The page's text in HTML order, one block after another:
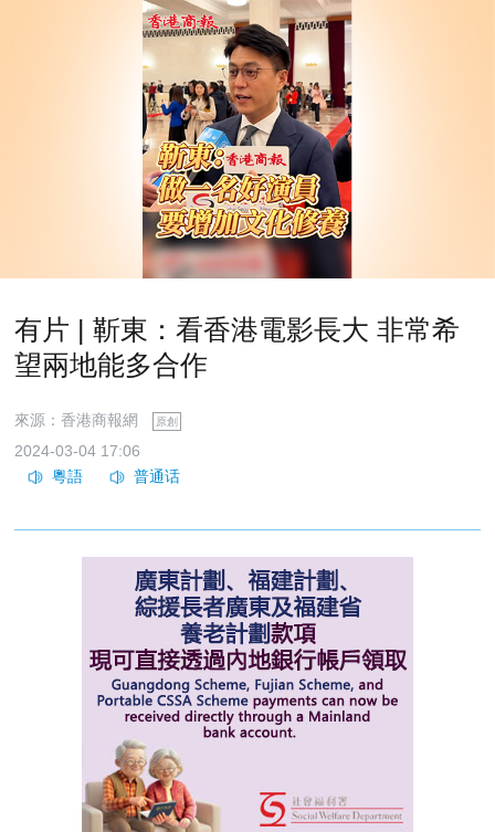
有片 | 靳東：看香港電影長大 非常希
望兩地能多合作
來源：香港商報網 原創
2024-03-04 17:06